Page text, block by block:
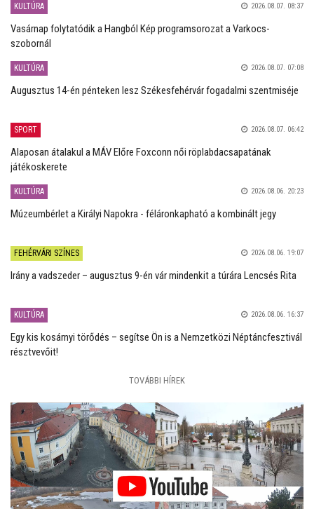
KULTÚRA 2026.08.07. 08:37
Vasárnap folytatódik a Hangból Kép programsorozat a Varkocs-
szobornál
KULTÚRA 2026.08.07. 07:08
Augusztus 14-én pénteken lesz Székesfehérvár fogadalmi szentmiséje
SPORT 2026.08.07. 06:42
Alaposan átalakul a MÁV Előre Foxconn női röplabdacsapatának
játékoskerete
KULTÚRA 2026.08.06. 20:23
Múzeumbérlet a Királyi Napokra - féláronkapható a kombinált jegy
FEHÉRVÁRI SZÍNES 2026.08.06. 19:07
Irány a vadszeder – augusztus 9-én vár mindenkit a túrára Lencsés Rita
KULTÚRA 2026.08.06. 16:37
Egy kis kosárnyi törődés – segítse Ön is a Nemzetközi Néptáncfesztivál
résztvevőit!
TOVÁBBI HÍREK